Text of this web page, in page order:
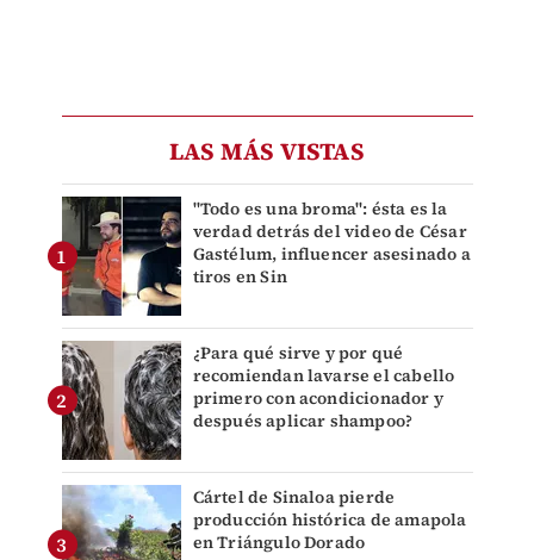
LAS MÁS VISTAS
"Todo es una broma": ésta es la
verdad detrás del video de César
Gastélum, influencer asesinado a
tiros en Sin
¿Para qué sirve y por qué
recomiendan lavarse el cabello
primero con acondicionador y
después aplicar shampoo?
Cártel de Sinaloa pierde
producción histórica de amapola
en Triángulo Dorado